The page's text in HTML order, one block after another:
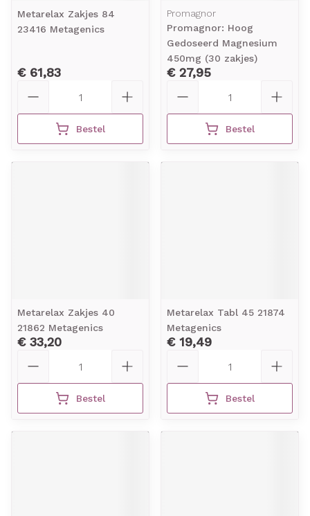
Metarelax Zakjes 84
23416 Metagenics
€ 61,83
Bestel
Promagnor
Promagnor: Hoog
Gedoseerd Magnesium
450mg (30 zakjes)
€ 27,95
Bestel
Metarelax Zakjes 40
21862 Metagenics
€ 33,20
Bestel
Metarelax Tabl 45 21874
Metagenics
€ 19,49
Bestel